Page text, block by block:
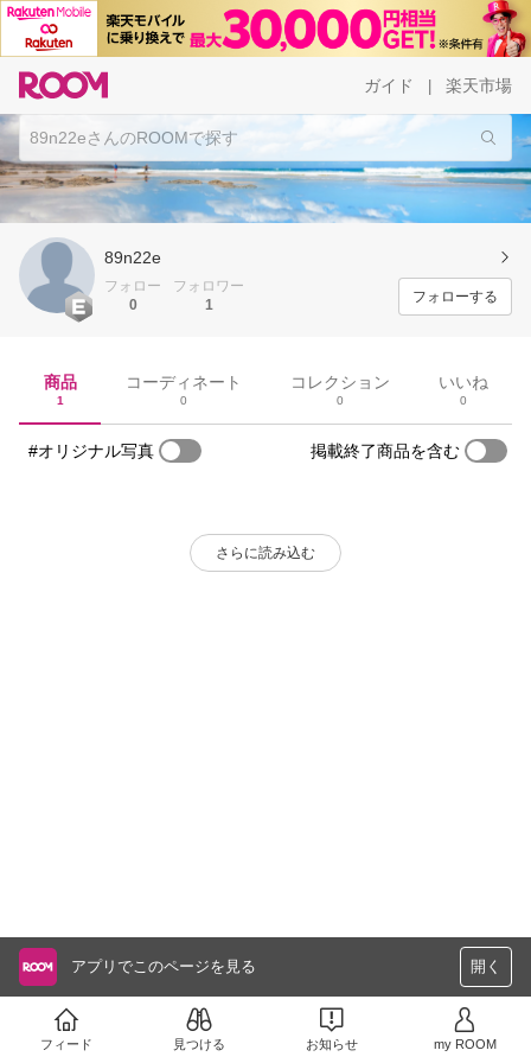
ガイド 楽天市場
89n22e
フォロー
0
フォロワー
1
フォローする
商品
1
コーディネート
0
コレクション
0
いいね
0
#オリジナル写真 掲載終了商品を含む
さらに読み込む
アプリでこのページを見る 開く
フィード 見つける お知らせ my ROOM